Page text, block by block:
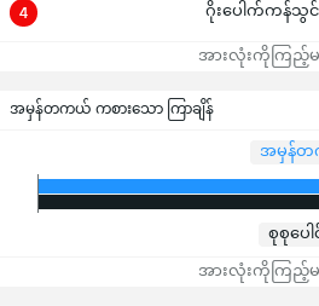
4 ဂိုးပေါက်ကန်သွင်
အားလုံးကိုကြည့်
အမှန်တကယ် ကစားသော ကြာချိန်
အမှန်တ
စုစုပေါ
အားလုံးကိုကြည့်